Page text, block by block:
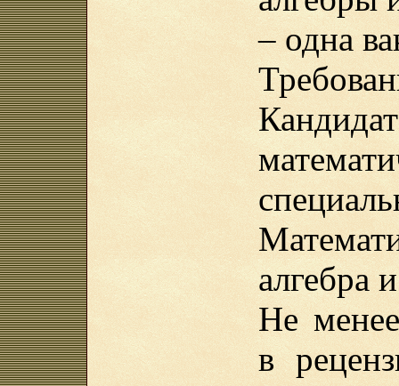
– одна
алгебра
Не
в